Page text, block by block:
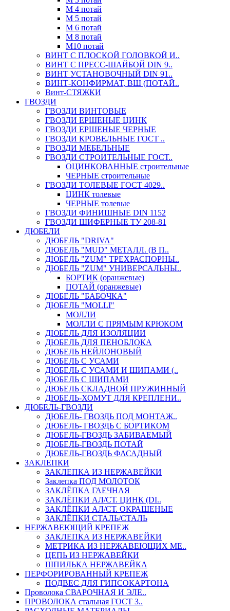
М 4 потай
М 5 потай
М 6 потай
М 8 потай
М10 потай
ВИНТ С ПЛОСКОЙ ГОЛОВКОЙ И..
ВИНТ С ПРЕСС-ШАЙБОЙ DIN 9..
ВИНТ УСТАНОВОЧНЫЙ DIN 91..
ВИНТ-КОНФИРМАТ, ВШ (ПОТАЙ..
Винт-СТЯЖКИ
ГВОЗДИ
ГВОЗДИ ВИНТОВЫЕ
ГВОЗДИ ЕРШЕНЫЕ ЦИНК
ГВОЗДИ ЕРШЕНЫЕ ЧЕРНЫЕ
ГВОЗДИ КРОВЕЛЬНЫЕ ГОСТ ..
ГВОЗДИ МЕБЕЛЬНЫЕ
ГВОЗДИ СТРОИТЕЛЬНЫЕ ГОСТ..
ОЦИНКОВАННЫЕ строительные
ЧЕРНЫЕ строительные
ГВОЗДИ ТОЛЕВЫЕ ГОСТ 4029..
ЦИНК толевые
ЧЕРНЫЕ толевые
ГВОЗДИ ФИНИШНЫЕ DIN 1152
ГВОЗДИ ШИФЕРНЫЕ ТУ 208-81
ДЮБЕЛИ
ДЮБЕЛЬ "DRIVA"
ДЮБЕЛЬ "MUD" МЕТАЛЛ. (В П..
ДЮБЕЛЬ "ZUM" ТРЕХРАСПОРНЫ..
ДЮБЕЛЬ "ZUM" УНИВЕРСАЛЬНЫ..
БОРТИК (оранжевые)
ПОТАЙ (оранжевые)
ДЮБЕЛЬ "БАБОЧКА"
ДЮБЕЛЬ "МOLLI"
МОЛЛИ
МОЛЛИ С ПРЯМЫМ КРЮКОМ
ДЮБЕЛЬ ДЛЯ ИЗОЛЯЦИИ
ДЮБЕЛЬ ДЛЯ ПЕНОБЛОКА
ДЮБЕЛЬ НЕЙЛОНОВЫЙ
ДЮБЕЛЬ С УСАМИ
ДЮБЕЛЬ С УСАМИ И ШИПАМИ (..
ДЮБЕЛЬ С ШИПАМИ
ДЮБЕЛЬ СКЛАДНОЙ ПРУЖИННЫЙ
ДЮБЕЛЬ-ХОМУТ ДЛЯ КРЕПЛЕНИ..
ДЮБЕЛЬ-ГВОЗДИ
ДЮБЕЛЬ- ГВОЗДЬ ПОД МОНТАЖ..
ДЮБЕЛЬ- ГВОЗДЬ С БОРТИКОМ
ДЮБЕЛЬ-ГВОЗДЬ ЗАБИВАЕМЫЙ
ДЮБЕЛЬ-ГВОЗДЬ ПОТАЙ
ДЮБЕЛЬ-ГВОЗДЬ ФАСАДНЫЙ
ЗАКЛЕПКИ
ЗАКЛЕПКА ИЗ НЕРЖАВЕЙКИ
Заклепка ПОД МОЛОТОК
ЗАКЛЁПКА ГАЕЧНАЯ
ЗАКЛЁПКИ АЛ/СТ. ЦИНК (DI..
ЗАКЛЁПКИ АЛ/СТ. ОКРАШЕНЫЕ
ЗАКЛЁПКИ СТАЛЬ/СТАЛЬ
НЕРЖАВЕЮЩИЙ КРЕПЕЖ
ЗАКЛЕПКА ИЗ НЕРЖАВЕЙКИ
МЕТРИКА ИЗ НЕРЖАВЕЮЩИХ МЕ..
ЦЕПЬ ИЗ НЕРЖАВЕЙКИ
ШПИЛЬКА НЕРЖАВЕЙКА
ПЕРФОРИРОВАННЫЙ КРЕПЕЖ
ПОДВЕС ДЛЯ ГИПСОКАРТОНА
Проволока СВАРОЧНАЯ И ЭЛЕ..
ПРОВОЛОКА стальная ГОСТ 3..